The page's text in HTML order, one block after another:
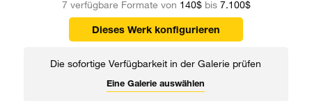
7 verfügbare Formate von 140$bis 7.100$
Dieses Werk konfigurieren
Die sofortige Verfügbarkeit in der Galerie prüfen
Eine Galerie auswählen